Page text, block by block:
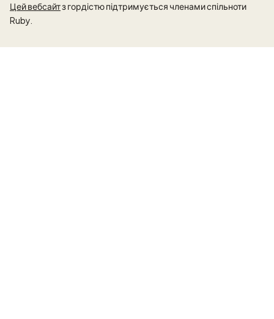
Цей вебсайтз гордістю підтримується членами спільноти
Ruby.